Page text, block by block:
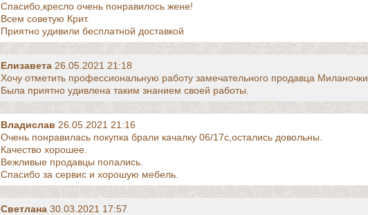
Спасибо,кресло очень понравилось жене!
Всем советую Крит.
Приятно удивили бесплатной доставкой
Елизавета 26.05.2021 21:18
Хочу отметить профессиональную работу замечательного продавца Миланочки.
Была приятно удивлена таким знанием своей работы.
Владислав 26.05.2021 21:16
Очень понравилась покупка брали качалку 06/17с,остались довольны.
Качество хорошее.
Вежливые продавцы попались.
Спасибо за сервис и хорошую мебель.
Светлана 30.03.2021 17:57